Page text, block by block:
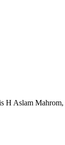
H Aslam Mahrom,